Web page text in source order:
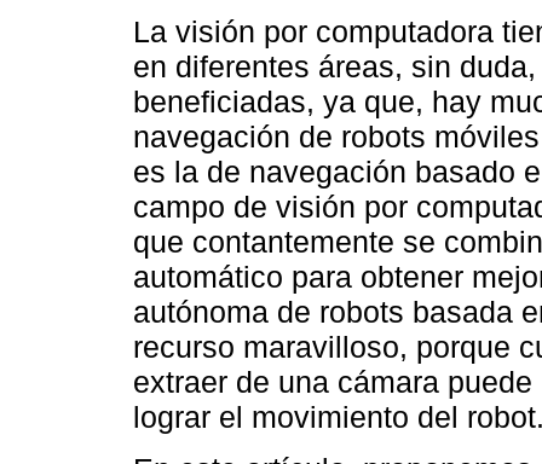
La visión por computadora
en diferentes áreas, sin
beneficiadas, ya que, hay
navegación de robots
es la de navegación basado
campo de visión por
que contantemente se
automático para obtener
autónoma de robots basada
recurso maravilloso, porque
extraer de una cámara
lograr el movimiento del